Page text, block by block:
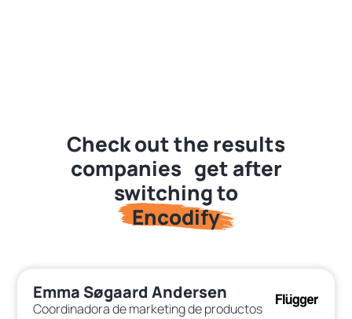
Check out the results
companies get after
switching to
Encodify
Emma Søgaard Andersen
Coordinadora de marketing de productos